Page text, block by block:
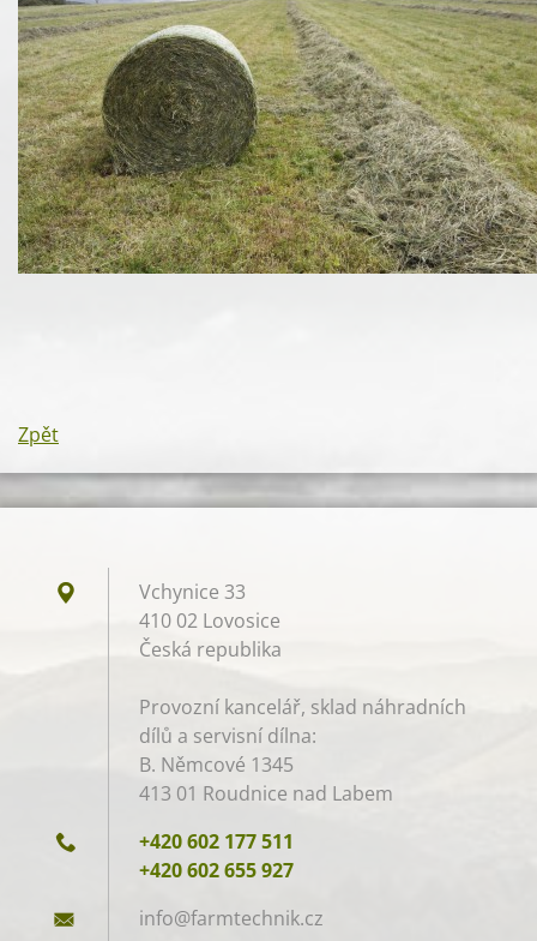
Zpět
Vchynice 33
410 02 Lovosice
Česká republika
Provozní kancelář, sklad náhradních
dílů a servisní dílna:
B. Němcové 1345
413 01 Roudnice nad Labem
+420 602 177 511
+420 602 655 927
info@farmtechnik.cz